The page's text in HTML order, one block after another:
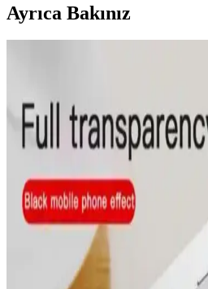
Ayrıca Bakınız
Mediamarkt Kayseri, geniş ürün
sunuyor. Şarj kabloları, kılıflar, ekran
gibi çeşitli ürünlerle telefonlarınızı
Spoy Marka iPhone 7 ve 8
Dayanıklı ve Estetik Seçenekler
Spoy markası, iPhone 7 ve 8
tasarımlarda dayanıklı ve kullanışlı
Uygun fiyatlı ve tam uyum sağlayan
çizilmelere karşı koruma sağlar.